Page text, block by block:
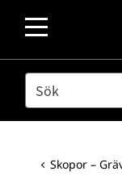
SEARCH
Skopor –